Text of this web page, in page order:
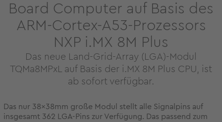
Board Computer auf Basis des
ARM-Cortex-A53-Prozessors
NXP i.MX 8M Plus
Das neue Land-Grid-Array (LGA)-Modul
TQMa8MPxL auf Basis der i.MX 8M Plus CPU, ist
ab sofort verfügbar.
Das nur 38x38mm große Modul stellt alle Signalpins auf
insgesamt 362 LGA-Pins zur Verfügung. Das passend zum